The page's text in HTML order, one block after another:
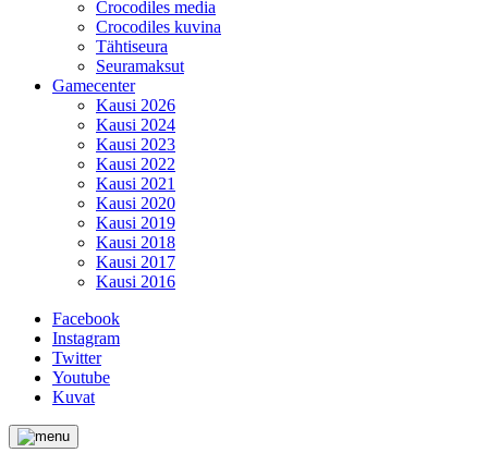
Crocodiles media
Crocodiles kuvina
Tähtiseura
Seuramaksut
Gamecenter
Kausi 2026
Kausi 2024
Kausi 2023
Kausi 2022
Kausi 2021
Kausi 2020
Kausi 2019
Kausi 2018
Kausi 2017
Kausi 2016
Facebook
Instagram
Twitter
Youtube
Kuvat